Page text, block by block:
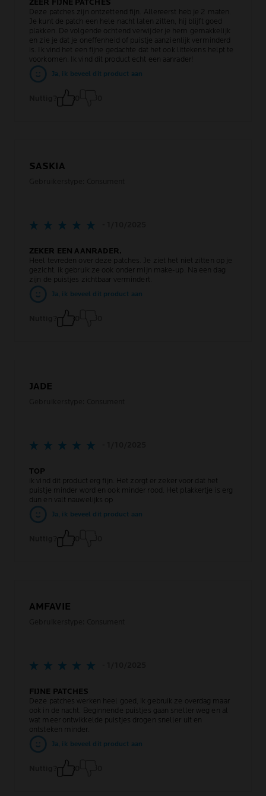
ZEER FIJNE PATCHES
Deze patches zijn ontzettend fijn. Allereerst heb je 2 maten.
Je kunt de patch een hele nacht laten zitten, hij blijft goed
plakken. De volgende ochtend verwijder je hem gemakkelijk
en zie je dat je oneffenheid of puistje aanzienlijk verminderd
is. Ik vind het een fijne gedachte dat het ook littekens helpt te
voorkomen. Ik vind dit product echt een aanrader!
Ja, ik beveel dit product aan
0
SASKIA
ZEKER EEN AANRADER.
Heel tevreden over deze patches. Je ziet het niet zitten op je
gezicht, ik gebruik ze ook onder mijn make-up. Na een dag
zijn de puistjes zichtbaar vermindert.
Ja, ik beveel dit product aan
0
JADE
TOP
ik vind dit product erg fijn. Het zorgt er zeker voor dat het
puistje minder word en ook minder rood. Het plakkertje is erg
dun en valt nauwelijks op
Ja, ik beveel dit product aan
0
AMFAVIE
FIJNE PATCHES
Deze patches werken heel goed, ik gebruik ze overdag maar
ook in de nacht. Beginnende puistjes gaan sneller weg en al
wat meer ontwikkelde puistjes drogen sneller uit en
ontsteken minder.
Ja, ik beveel dit product aan
0